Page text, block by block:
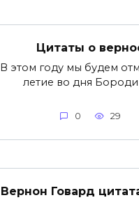
Цитаты о
В этом году мы будем
летие во дня
0 29
Вернон Говард